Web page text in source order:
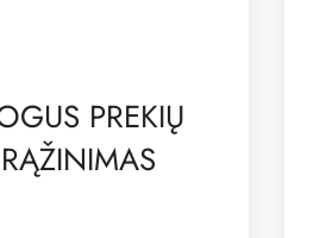
PREKIŲ